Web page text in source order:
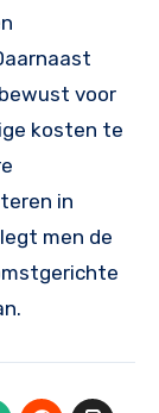
voor
kosten te
in
men de